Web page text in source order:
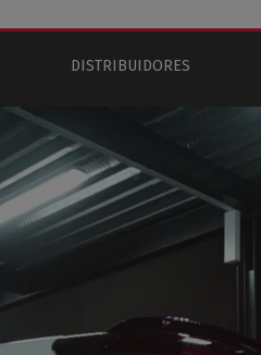
DISTRIBUIDORES